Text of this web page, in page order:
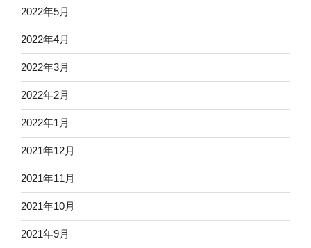
2022年5月
2022年4月
2022年3月
2022年2月
2022年1月
2021年12月
2021年11月
2021年10月
2021年9月